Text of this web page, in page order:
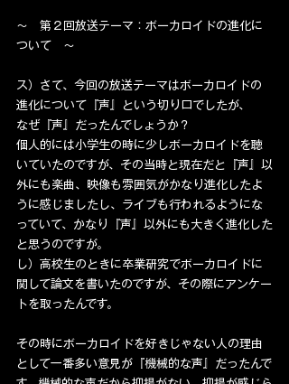
〜　第２回放送テーマ：ボーカロイドの進化に
ついて　〜
ス）さて、今回の放送テーマはボーカロイドの
進化について『声』という切り口でしたが、
なぜ『声』だったんでしょうか？
個人的には小学生の時に少しボーカロイドを聴
いていたのですが、その当時と現在だと『声』以
外にも楽曲、映像も雰囲気がかなり進化したよ
うに感じましたし、ライブも行われるようにな
っていて、かなり『声』以外にも大きく進化した
と思うのですが。
し）高校生のときに卒業研究でボーカロイドに
関して論文を書いたのですが、その際にアンケー
トを取ったんです。
その時にボーカロイドを好きじゃない人の理由
として一番多い意見が『機械的な声』だったんで